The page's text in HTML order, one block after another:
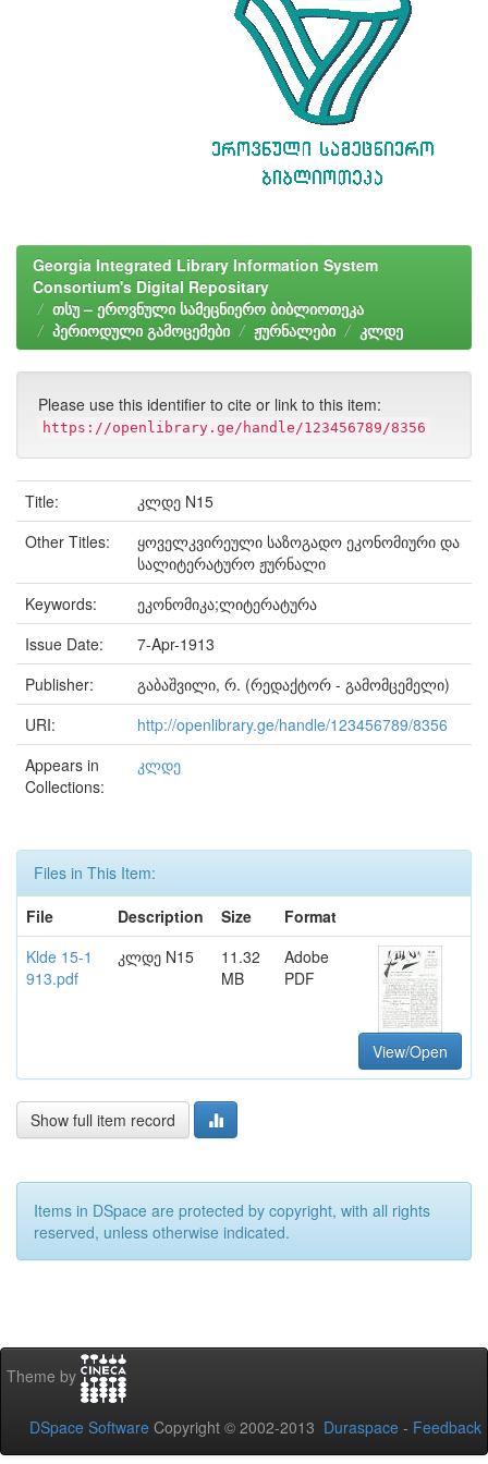
Georgia Integrated Library Information System
Consortium's Digital Repositary
თსუ – ეროვნული სამეცნიერო ბიბლიოთეკა
პერიოდული გამოცემები
ჟურნალები კლდე
Please use this identifier to cite or link to this item:
https://openlibrary.ge/handle/123456789/8356
Title:
კლდე N15
Other Titles:
ყოველკვირეული საზოგადო ეკონომიური და
სალიტერატურო ჟურნალი
Keywords:
ეკონომიკა;ლიტერატურა
Issue Date:
7-Apr-1913
Publisher:
გაბაშვილი, რ. (რედაქტორ - გამომცემელი)
URI:
http://openlibrary.ge/handle/123456789/8356
Appears in
Collections:
კლდე
Files in This Item:
File
Description Size
Format
Klde 15-1
913.pdf
კლდე N15
11.32
MB
Adobe
PDF
View/Open
Show full item record
Items in DSpace are protected by copyright, with all rights
reserved, unless otherwise indicated.
Theme by
DSpace Software Copyright © 2002-2013 Duraspace - Feedback